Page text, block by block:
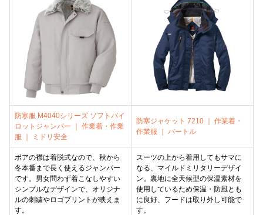
防寒服 M4040シリーズ ソフトパイ
ロットジャンパー ｜ 作業着・作業
服 ｜ ミドリ安全
防寒ジャケット 7210 ｜ 作業着・
作業服 ｜ バートル
ボアの襟は着脱式なので、秋から
冬本番まで長く使えるジャンパー
です。男女問わず着こなしやすい
シンプルなデザインで、オリジナ
ルの刺繍やロゴプリントが映えま
す。
スーツの上から着用してもサマに
なる、マイルドミリタリーデザイ
ン。裏地に全天候型の保温素材を
使用しているため保温・防風とも
に良好、フードは取り外し可能で
す。